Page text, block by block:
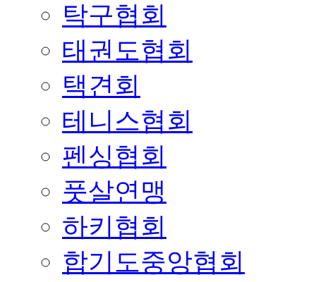
탁구협회
태권도협회
택견회
테니스협회
펜싱협회
풋살연맹
하키협회
합기도중앙협회